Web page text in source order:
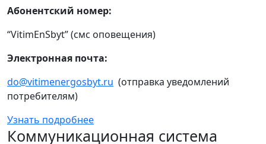
Абонентский номер:
“VitimEnSbyt” (смс оповещения)
Электронная почта:
do@vitimenergosbyt.ru (отправка уведомлений
потребителям)
Узнать подробнее
Коммуникационная система